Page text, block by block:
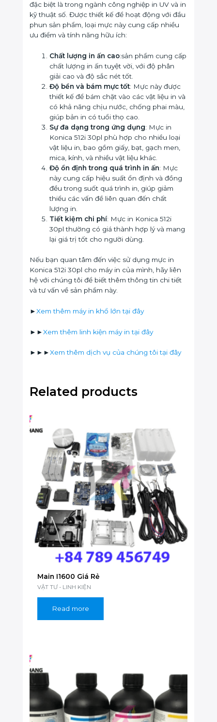
đặc biệt là trong ngành công nghiệp in UV và in
kỹ thuật số. Được thiết kế để hoạt động với đầu
phun sản phẩm, loại mực này cung cấp nhiều
ưu điểm và tính năng hữu ích:
Chất lượng in ấn cao:sản phẩm cung cấp
chất lượng in ấn tuyệt vời, với độ phân
giải cao và độ sắc nét tốt.
Độ bền và bám mực tốt: Mực này được
thiết kế để bám chặt vào các vật liệu in và
có khả năng chịu nước, chống phai màu,
giúp bản in có tuổi thọ cao.
Sự đa dạng trong ứng dụng: Mực in
Konica 512i 30pl phù hợp cho nhiều loại
vật liệu in, bao gồm giấy, bạt, gạch men,
mica, kính, và nhiều vật liệu khác.
Độ ổn định trong quá trình in ấn: Mực
này cung cấp hiệu suất ổn định và đồng
đều trong suốt quá trình in, giúp giảm
thiểu các vấn đề liên quan đến chất
lượng in.
Tiết kiệm chi phí: Mực in Konica 512i
30pl thường có giá thành hợp lý và mang
lại giá trị tốt cho người dùng.
Nếu bạn quan tâm đến việc sử dụng mực in
Konica 512i 30pl cho máy in của mình, hãy liên
hệ với chúng tôi để biết thêm thông tin chi tiết
và tư vấn về sản phẩm này.
►Xem thêm máy in khổ lớn tại đây
►►Xem thêm linh kiện máy in tại đây
►►►Xem thêm dịch vụ của chúng tôi tại đây
Related products
Main I1600 Giá Rẻ
VẬT TƯ - LINH KIỆN
Read more